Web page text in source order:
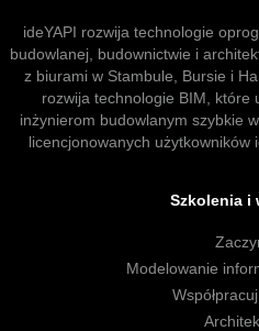
ideYAPI rozwija technologie
budowlanej, budownictwie i
z biurami w Stambule, Bursie i
rozwija technologie BIM, które
inżynierom budowlanym szybkie
licencjonowanych użytkowników
Szkolenia i
Modelowanie